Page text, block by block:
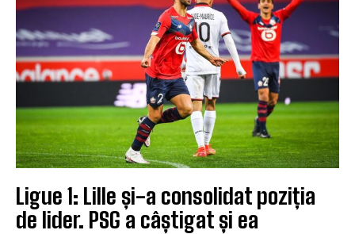
Ligue 1: Lille și-a consolidat poziția
de lider. PSG a câștigat și ea